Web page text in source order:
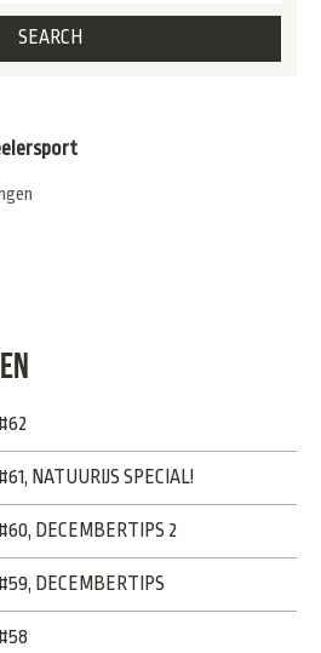
NATUURIJS SPECIAL!
DECEMBERTIPS 2
DECEMBERTIPS